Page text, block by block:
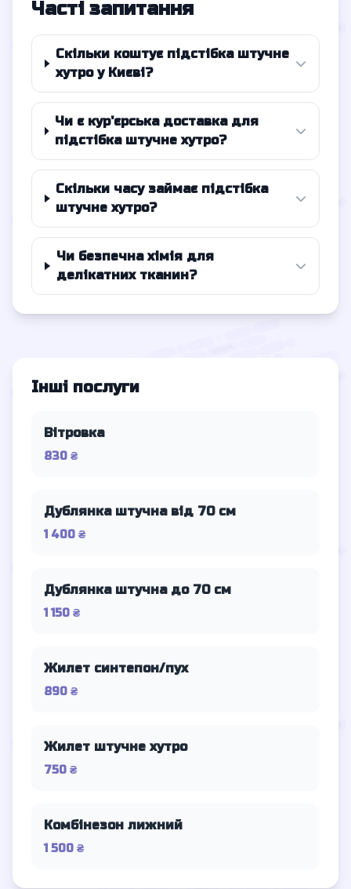
Часті запитання
Скільки коштує підстібка штучне
хутро у Києві?
Чи є кур'єрська доставка для
підстібка штучне хутро?
Скільки часу займає підстібка
штучне хутро?
Чи безпечна хімія для
делікатних тканин?
Інші послуги
Вітровка
830 ₴
Дублянка штучна від 70 см
1 400 ₴
Дублянка штучна до 70 см
1 150 ₴
Жилет синтепон/пух
890 ₴
Жилет штучне хутро
750 ₴
Комбінезон лижний
1 500 ₴